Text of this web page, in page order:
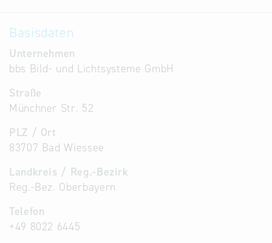
Basisdaten
Unternehmen
bbs Bild- und Lichtsysteme GmbH
Straße
Münchner Str. 52
PLZ / Ort
83707 Bad Wiessee
Landkreis / Reg.-Bezirk
Reg.-Bez. Oberbayern
Telefon
+49 8022 6445